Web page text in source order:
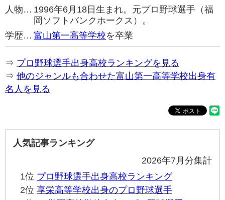
人物… 1996年6月18日生まれ。元プロ野球選手（福
岡ソフトバンクホークス）。
学歴… 富山第一高等学校を卒業
⇒ プロ野球選手出身高校ランキングを見る
⇒ 他のジャンルも合わせた富山第一高等学校出身有
名人を見る
人気記事ランキング
2026年7月分集計
1位 プロ野球選手出身高校ランキング
2位 享栄高等学校出身のプロ野球選手